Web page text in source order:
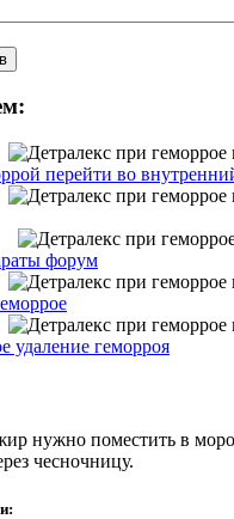
перейти во
форум
удаление геморроя
нужно поместить в
чесночницу.